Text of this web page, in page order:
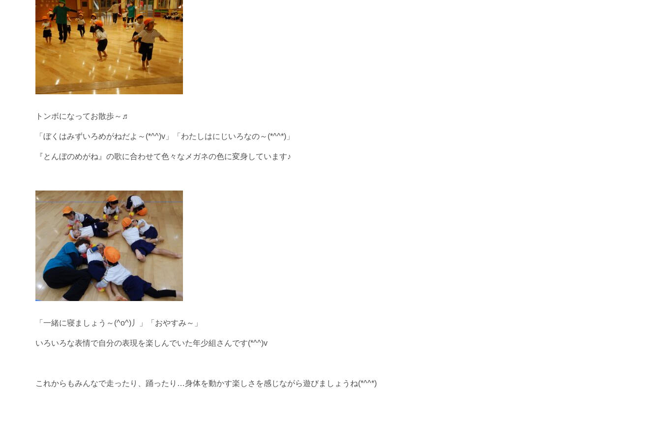
トンボになってお散歩～♬
「ぼくはみずいろめがねだよ～(*^^)v」「わたしはにじいろなの～(*^^*)」
『とんぼのめがね』の歌に合わせて色々なメガネの色に変身しています♪
「一緒に寝ましょう～(^o^)丿」「おやすみ～」
いろいろな表情で自分の表現を楽しんでいた年少組さんです(*^^)v
これからもみんなで走ったり、踊ったり…身体を動かす楽しさを感じながら遊びましょうね(*^^*)